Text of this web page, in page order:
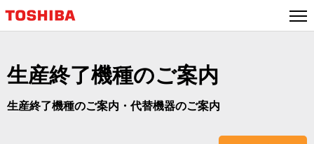
生産終了機種のご案内
生産終了機種のご案内・代替機器のご案内